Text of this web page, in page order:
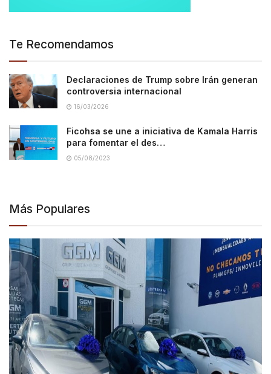
Te Recomendamos
Declaraciones de Trump sobre Irán generan
controversia internacional
16/03/2026
Ficohsa se une a iniciativa de Kamala Harris
para fomentar el des…
05/08/2023
Más Populares